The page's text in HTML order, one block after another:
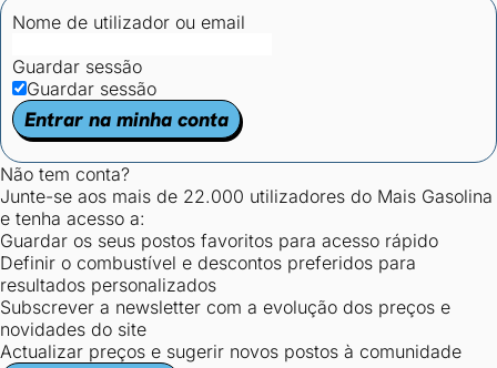
Nome de utilizador ou email
Guardar sessão
Guardar sessão
Entrar na minha conta
Não tem conta?
Junte-se aos mais de 22.000 utilizadores do Mais Gasolina
e tenha acesso a:
Guardar os seus postos favoritos para acesso rápido
Definir o combustível e descontos preferidos para
resultados personalizados
Subscrever a newsletter com a evolução dos preços e
novidades do site
Actualizar preços e sugerir novos postos à comunidade